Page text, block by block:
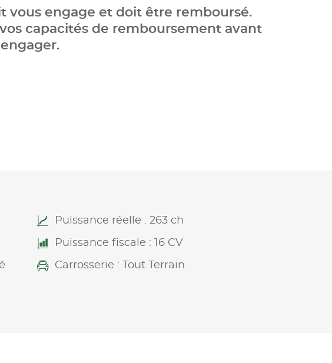
vous engage et doit être remboursé.
capacités de remboursement avant
Puissance réelle : 263 ch
Puissance fiscale : 16 CV
Carrosserie : Tout Terrain